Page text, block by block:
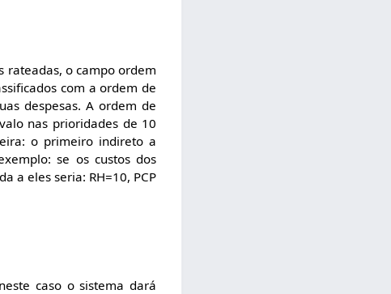
rateadas, o campo ordem
com a ordem de
despesas. A ordem de
nas prioridades de 10
o primeiro indireto a
se os custos dos
a eles seria: RH=10, PCP
caso o sistema dará